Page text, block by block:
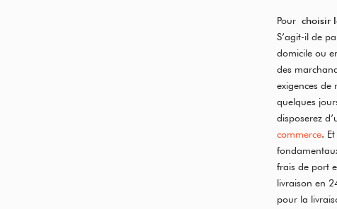
Pour choisir
S’agit-il de
domicile ou
des
exigences
quelques
disposerez
commerce.
frais de port
livraison en
pour la